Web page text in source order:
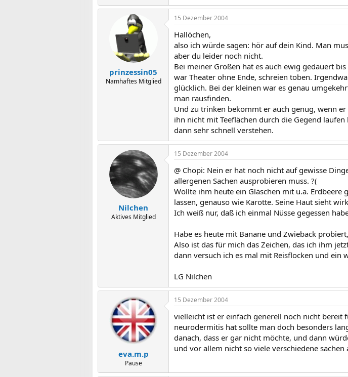
prinzessin05
Namhaftes Mitglied
15 Dezember 2004
Hallöchen,
also ich würde sagen: hör auf dein Kind. Man
aber du leider noch nicht.
Bei meiner Großen hat es auch ewig gedauert
war Theater ohne Ende, schreien toben.
glücklich. Bei der kleinen war es genau
man rausfinden.
Und zu trinken bekommt er auch genug, wenn
ihn nicht mit Teeflächen durch die Gegend
dann sehr schnell verstehen.
Nilchen
Aktives Mitglied
15 Dezember 2004
@ Chopi: Nein er hat noch nicht auf gewisse
allergenen Sachen ausprobieren muss. ?(
Wollte ihm heute ein Gläschen mit u.a. Erdbeere
lassen, genauso wie Karotte. Seine Haut sieht
Ich weiß nur, daß ich einmal Nüsse gegessen
Habe es heute mit Banane und Zwieback
Also ist das für mich das Zeichen, das ich ihm
dann versuch ich es mal mit Reisflocken und ein
LG Nilchen
eva.m.p
Pause
15 Dezember 2004
vielleicht ist er einfach generell noch nicht bereit
neurodermitis hat sollte man doch besonders
danach, dass er gar nicht möchte, und dann
und vor allem nicht so viele verschiedene